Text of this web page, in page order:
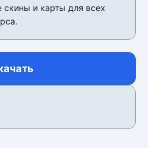
скины и карты для всех